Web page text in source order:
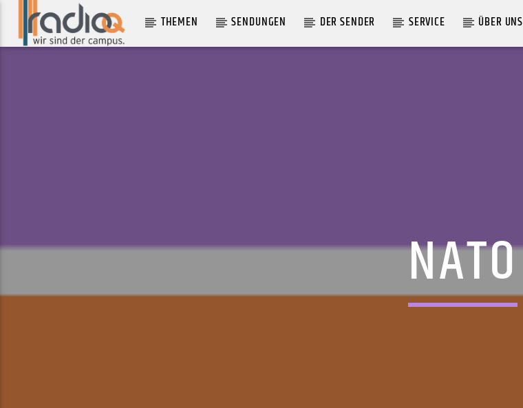
THEMEN SENDUNGEN DER SENDER SERVICE ÜBER UNS
NATO